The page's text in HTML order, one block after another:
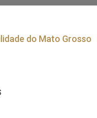
do Mato Grosso